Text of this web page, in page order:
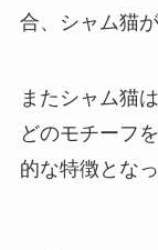
合、シャム猫
またシャム猫
どのモチーフ
的な特徴とな